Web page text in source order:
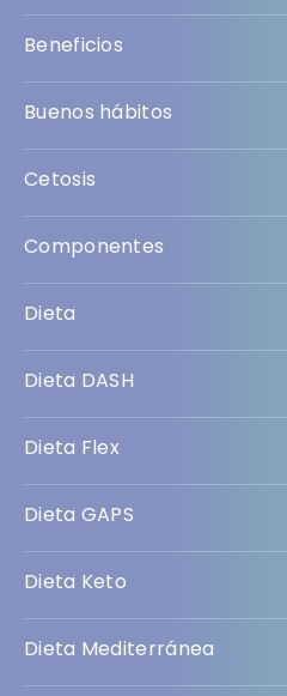
Beneficios
Buenos hábitos
Cetosis
Componentes
Dieta
Dieta DASH
Dieta Flex
Dieta GAPS
Dieta Keto
Dieta Mediterránea